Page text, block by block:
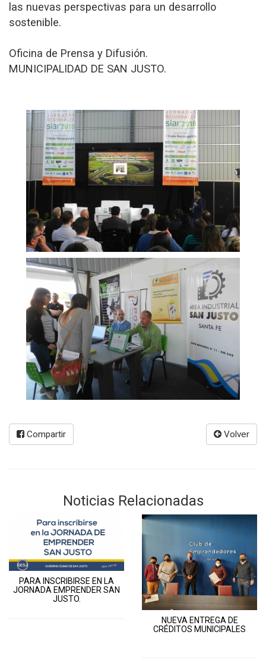
las nuevas perspectivas para un desarrollo
sostenible.
Oficina de Prensa y Difusión.
MUNICIPALIDAD DE SAN JUSTO.
Compartir Volver
Noticias Relacionadas
PARA INSCRIBIRSE EN LA
JORNADA EMPRENDER SAN
JUSTO.
NUEVA ENTREGA DE
CRÉDITOS MUNICIPALES